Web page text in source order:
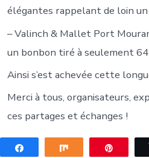
élégantes rappelant de loin
– Valinch & Mallet Port
un bonbon tiré à seulement
Ainsi s’est achevée cette
Merci à tous, organisateurs,
ces partages et échanges !
Partagez Partagez